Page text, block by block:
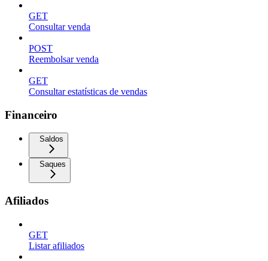
GET
Consultar venda
POST
Reembolsar venda
GET
Consultar estatísticas de vendas
Financeiro
Saldos
Saques
Afiliados
GET
Listar afiliados